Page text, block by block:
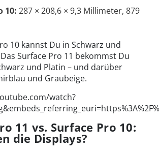
10: 287 × 208,6 × 9,3 Millimeter, 879
10 kannst Du in Schwarz und
Surface Pro 11 bekommst Du
und Platin – und darüber
und Graubeige.
watch?
11 vs. Surface Pro 10:
die Displays?